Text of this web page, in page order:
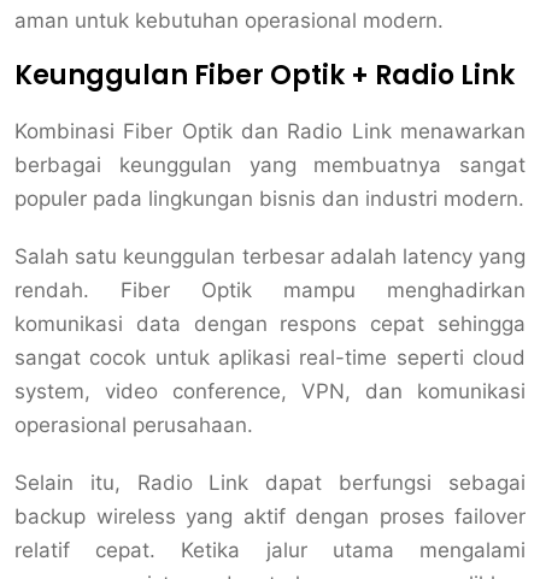
aman untuk kebutuhan operasional modern.
Keunggulan Fiber Optik + Radio Link
Kombinasi Fiber Optik dan Radio Link menawarkan
berbagai keunggulan yang membuatnya sangat
populer pada lingkungan bisnis dan industri modern.
Salah satu keunggulan terbesar adalah latency yang
rendah. Fiber Optik mampu menghadirkan
komunikasi data dengan respons cepat sehingga
sangat cocok untuk aplikasi real-time seperti cloud
system, video conference, VPN, dan komunikasi
operasional perusahaan.
Selain itu, Radio Link dapat berfungsi sebagai
backup wireless yang aktif dengan proses failover
relatif cepat. Ketika jalur utama mengalami